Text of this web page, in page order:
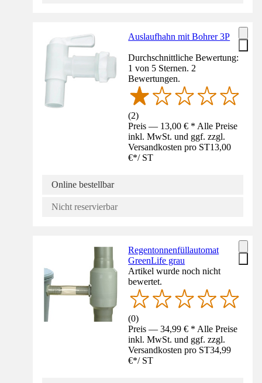
Auslaufhahn mit Bohrer 3P
Durchschnittliche Bewertung:
1 von 5 Sternen. 2
Bewertungen.
(2)
Preis — 13,00 € * Alle Preise
inkl. MwSt. und ggf. zzgl.
Versandkosten pro ST13,00
€*/ ST
Online bestellbar
Nicht reservierbar
Regentonnenfüllautomat
GreenLife grau
Artikel wurde noch nicht
bewertet.
(0)
Preis — 34,99 € * Alle Preise
inkl. MwSt. und ggf. zzgl.
Versandkosten pro ST34,99
€*/ ST